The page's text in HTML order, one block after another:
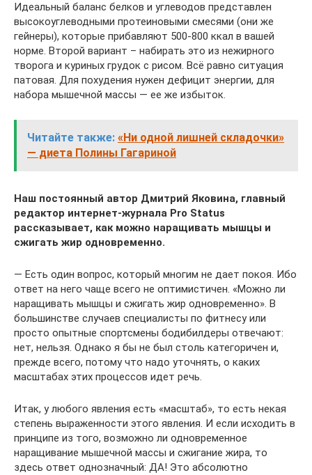
Идеальный баланс белков и углеводов представлен
высокоуглеводными протеиновыми смесями (они же
гейнеры), которые прибавляют 500-800 ккал в вашей
норме. Второй вариант – набирать это из нежирного
творога и куриных грудок с рисом. Всё равно ситуация
патовая. Для похудения нужен дефицит энергии, для
набора мышечной массы — ее же избыток.
Читайте также: «Ни одной лишней складочки»
— диета Полины Гагариной
Наш постоянный автор Дмитрий Яковина, главный
редактор интернет-журнала Pro Status
рассказывает, как можно наращивать мышцы и
сжигать жир одновременно.
— Есть один вопрос, который многим не дает покоя. Ибо
ответ на него чаще всего не оптимистичен. «Можно ли
наращивать мышцы и сжигать жир одновременно». В
большинстве случаев специалисты по фитнесу или
просто опытные спортсмены бодибилдеры отвечают:
нет, нельзя. Однако я бы не был столь категоричен и,
прежде всего, потому что надо уточнять, о каких
масштабах этих процессов идет речь.
Итак, у любого явления есть «масштаб», то есть некая
степень выраженности этого явления. И если исходить в
принципе из того, возможно ли одновременное
наращивание мышечной массы и сжигание жира, то
здесь ответ однозначный: ДА! Это абсолютно